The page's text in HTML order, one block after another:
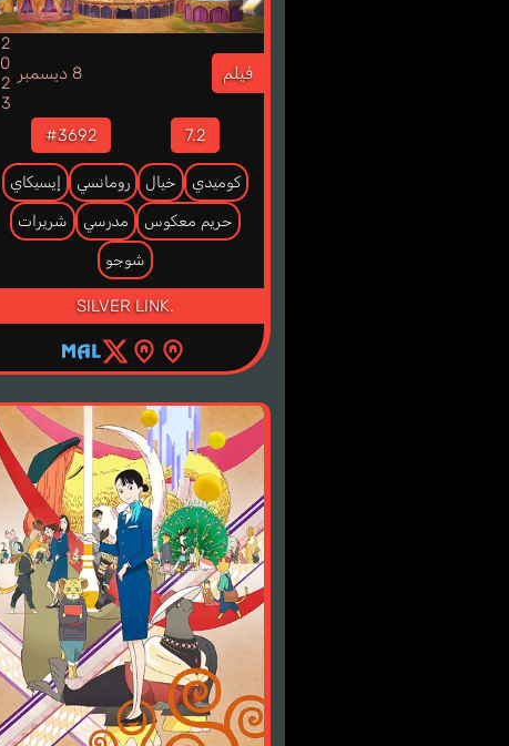
فيلم 8 ديسمبر 2023
7.2
#3692
كوميدي خيال رومانسي إيسيكاي
حريم معكوس مدرسي شريرات
شوجو
SILVER LINK.